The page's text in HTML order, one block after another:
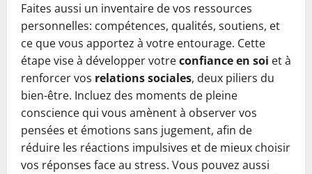
Faites aussi un inventaire de vos ressources
personnelles: compétences, qualités, soutiens, et
ce que vous apportez à votre entourage. Cette
étape vise à développer votreconfiance en soi et à
renforcer vos relations sociales, deux piliers du
bien-être. Incluez des moments de pleine
conscience qui vous amènent à observer vos
pensées et émotions sans jugement, afin de
réduire les réactions impulsives et de mieux choisir
vos réponses face au stress. Vous pouvez aussi